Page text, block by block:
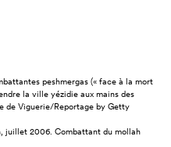
peshmergas (« face à la mort
la ville yézidie aux mains des
de Viguerie/Reportage by Getty
juillet 2006. Combattant du mollah